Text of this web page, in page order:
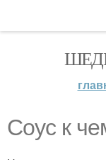
Соус к